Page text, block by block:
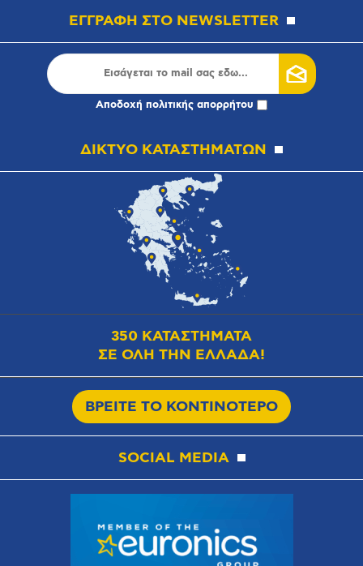
ΕΓΓΡΑΦΗ ΣΤΟ NEWSLETTER
Αποδοχή πολιτικής απορρήτου
ΔΙΚΤΥΟ ΚΑΤΑΣΤΗΜΑΤΩΝ
350 ΚΑΤΑΣΤΗΜΑΤΑ
ΣΕ ΟΛΗ ΤΗΝ ΕΛΛΑΔΑ!
ΒΡΕΙΤΕ ΤΟ ΚΟΝΤΙΝΟΤΕΡΟ
SOCIAL MEDIA